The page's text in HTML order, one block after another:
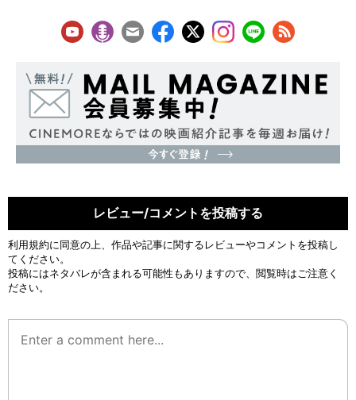
レビュー/コメントを投稿する
利用規約に同意の上、作品や記事に関するレビューやコメントを投稿し
てください。
投稿にはネタバレが含まれる可能性もありますので、閲覧時はご注意く
ださい。